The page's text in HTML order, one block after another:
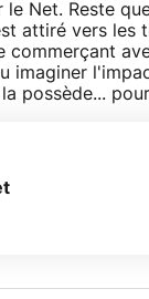
le Net. Reste
attiré vers les
commerçant
imaginer
possède...